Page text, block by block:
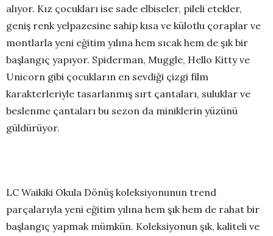
alıyor. Kız çocukları ise sade elbiseler, pileli etekler,
geniş renk yelpazesine sahip kısa ve külotlu çoraplar ve
montlarla yeni eğitim yılına hem sıcak hem de şık bir
başlangıç yapıyor. Spiderman, Muggle, Hello Kitty ve
Unicorn gibi çocukların en sevdiği çizgi film
karakterleriyle tasarlanmış sırt çantaları, suluklar ve
beslenme çantaları bu sezon da miniklerin yüzünü
güldürüyor.
LC Waikiki Okula Dönüş koleksiyonunun trend
parçalarıyla yeni eğitim yılına hem şık hem de rahat bir
başlangıç yapmak mümkün. Koleksiyonun şık, kaliteli ve